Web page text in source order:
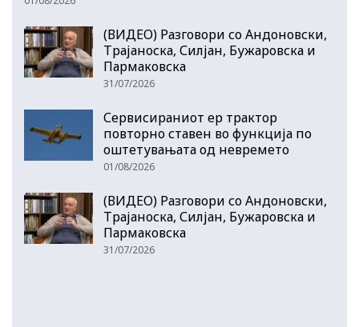
(ВИДЕО) Разговори со Андоновски,
Трајаноска, Силјан, Бужаровска и
Пармаковска
31/07/2026
Сервисираниот ер трактор
повторно ставен во функција по
оштетувањата од невремето
01/08/2026
(ВИДЕО) Разговори со Андоновски,
Трајаноска, Силјан, Бужаровска и
Пармаковска
31/07/2026